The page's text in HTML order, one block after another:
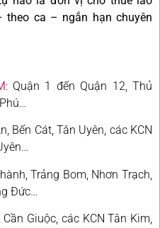
ca – ngắn hạn chuyên
: Quận 1 đến Quận 12, Thủ
Bến Cát, Tân Uyên, các KCN
Trảng Bom, Nhơn Trạch,
Đức…
Giuộc, các KCN Tân Kim,